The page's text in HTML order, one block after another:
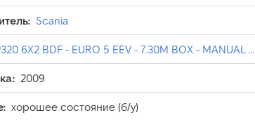
Scania
6X2 BDF - EURO 5 EEV - 7.30M BOX - MANUAL ...
2009
хорошее состояние (б/у)